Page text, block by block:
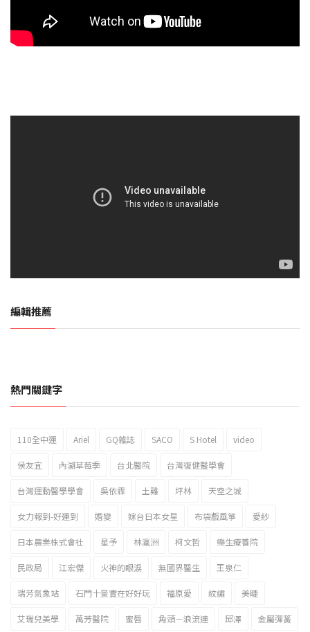
編輯推薦
2023新北市北海岸國際風箏節「風在石起」霸氣回歸
熱門關鍵字
110全中運 Ariel GQ雜誌 SACO S Hotel video
侯友宜 內湖草莓季 台北醫院 台灣復健醫學會
台灣運動醫學學會 吳依霖 土雞 坪林 天空之城
女力報到-好運到 婚變 嫁台日本女星 布袋戲風箏 愛紗
日本農業株式會社 星予 林瀛洲 柯文哲 樂生療養院
民政局 江宏傑 火神的眼淚 無國界醫生 王泉仁
瑞芳氣象站 石門十景實在好好玩 福原愛 紋繡 美睫
艾瑞兒美學 萬芳醫院 蜜唇 角頭－浪流連 邱澤 金屬彈簧